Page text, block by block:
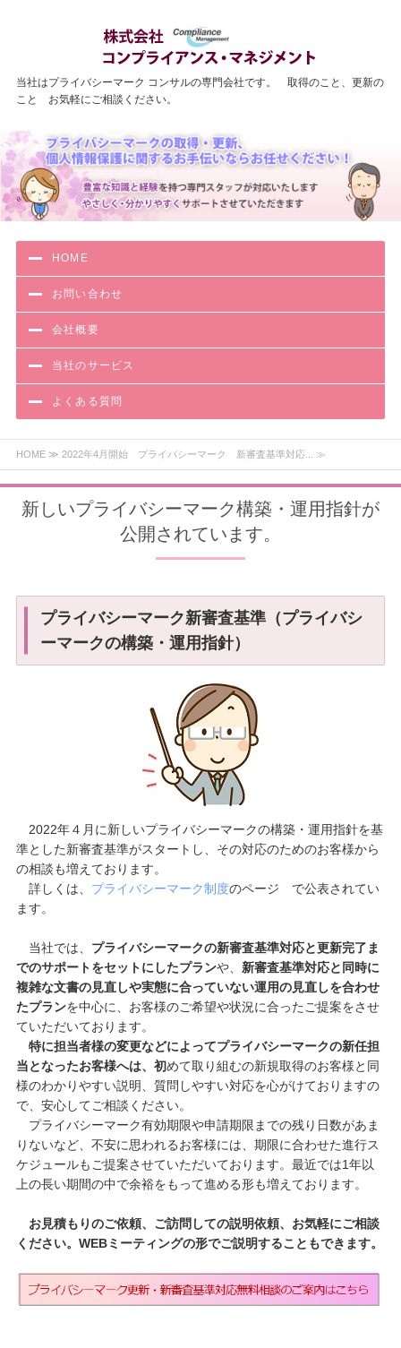
当社はプライバシーマーク コンサルの専門会社です。 取得のこと、更新の
こと お気軽にご相談ください。
HOME
お問い合わせ
会社概要
当社のサービス
よくある質問
HOME≫ 2022年4月開始 プライバシーマーク 新審査基準対応... ≫
新しいプライバシーマーク構築・運用指針が
公開されています。
プライバシーマーク新審査基準（プライバシ
ーマークの構築・運用指針）
2022年４月に新しいプライバシーマークの構築・運用指針を基
準とした新審査基準がスタートし、その対応のためのお客様から
の相談も増えております。
詳しくは、 プライバシーマーク制度のページ で公表されてい
ます。
当社では、 プライバシーマークの新審査基準対応と更新完了ま
でのサポートをセットにしたプランや、 新審査基準対応と同時に
複雑な文書の見直しや実態に合っていない運用の見直しを合わせ
たプランを中心に、お客様のご希望や状況に合ったご提案をさせ
ていただいております。
特に担当者様の変更などによってプライバシーマークの新任担
当となったお客様へは、初めて取り組むの新規取得のお客様と同
様のわかりやすい説明、質問しやすい対応を心がけておりますの
で、安心してご相談ください。
プライバシーマーク有効期限や申請期限までの残り日数があま
りないなど、不安に思われるお客様には、期限に合わせた進行ス
ケジュールもご提案させていただいております。最近では1年以
上の長い期間の中で余裕をもって進める形も増えております。
お見積もりのご依頼、ご訪問しての説明依頼、お気軽にご相談
ください。WEBミーティングの形でご説明することもできます。